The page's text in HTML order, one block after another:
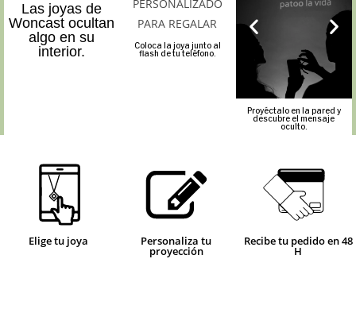
Las joyas de
Woncast ocultan
algo en su
interior.
Coloca la joya junto al
flash de tu teléfono.
Proyéctalo en la pared y
descubre el mensaje
oculto.
Elige tu joya Personaliza tu
proyección
Recibe tu pedido en 48
H